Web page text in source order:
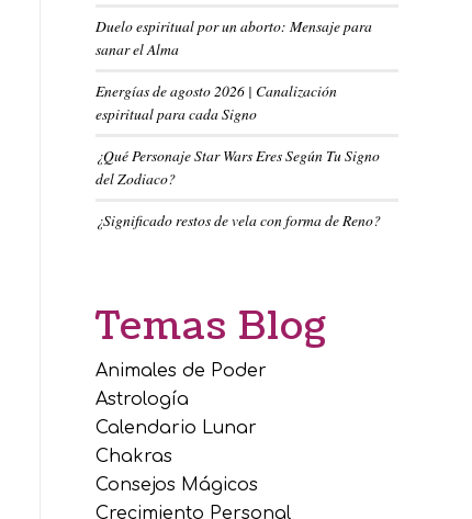
Duelo espiritual por un aborto: Mensaje para
sanar el Alma
Energías de agosto 2026 | Canalización
espiritual para cada Signo
¿Qué Personaje Star Wars Eres Según Tu Signo
del Zodiaco?
¿Significado restos de vela con forma de Reno?
Temas Blog
Animales de Poder
Astrología
Calendario Lunar
Chakras
Consejos Mágicos
Crecimiento Personal